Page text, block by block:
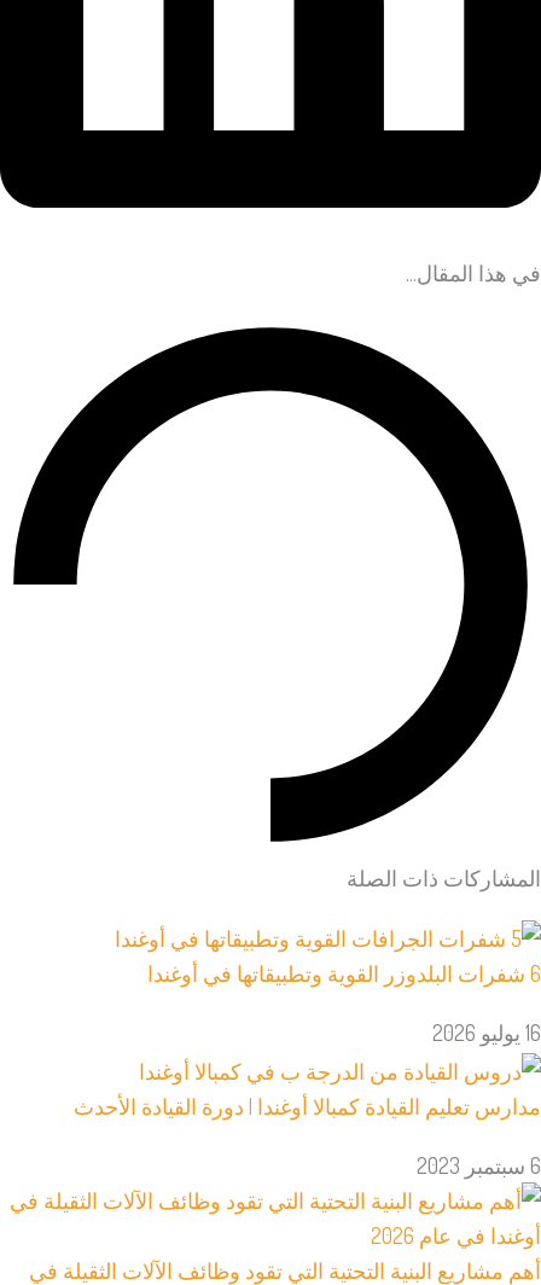
في هذا المقال...
المشاركات ذات الصلة
6 شفرات البلدوزر القوية وتطبيقاتها في أوغندا
16 يوليو 2026
مدارس تعليم القيادة كمبالا أوغندا | دورة القيادة الأحدث
6 سبتمبر 2023
أهم مشاريع البنية التحتية التي تقود وظائف الآلات الثقيلة في